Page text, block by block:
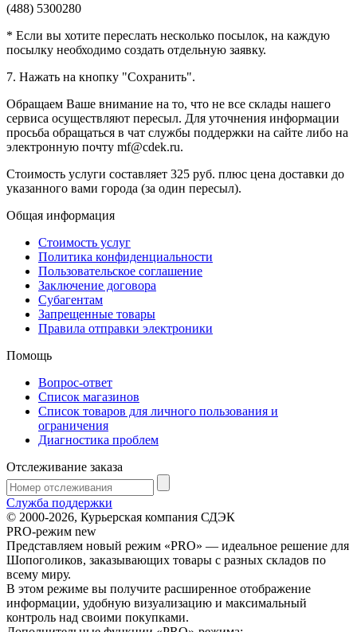
(488) 5300280
* Если вы хотите переслать несколько посылок, на каждую
посылку необходимо создать отдельную заявку.
7. Нажать на кнопку "Сохранить".
Обращаем Ваше внимание на то, что не все склады нашего
сервиса осуществляют пересыл. Для уточнения информации
просьба обращаться в чат службы поддержки на сайте либо на
электронную почту mf@cdek.ru.
Cтоимость услуги составляет 325 руб. плюс цена доставки до
указанного вами города (за один пересыл).
Общая информация
Стоимость услуг
Политика конфиденциальности
Пользовательское соглашение
Заключение договора
Субагентам
Запрещенные товары
Правила отправки электроники
Помощь
Вопрос-ответ
Список магазинов
Список товаров для личного пользования и
ограничения
Диагностика проблем
Отслеживание заказа
Служба поддержки
© 2000-2026, Курьерская компания СДЭК
PRO-режим new
Представляем новый режим «PRO» — идеальное решение для
Шопоголиков, заказывающих товары с разных складов по
всему миру.
В этом режиме вы получите расширенное отображение
информации, удобную визуализацию и максимальный
контроль над своими покупками.